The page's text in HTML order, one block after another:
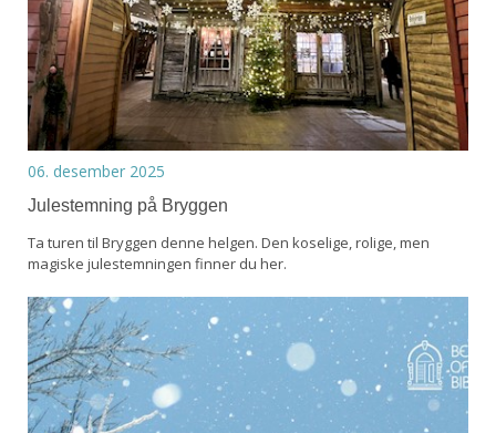
06. desember 2025
Julestemning på Bryggen
Ta turen til Bryggen denne helgen. Den koselige, rolige, men
magiske julestemningen finner du her.